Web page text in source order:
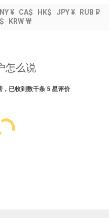
¥ CA$ HK$ JPY ¥
RUB ₽
KRW ₩
怎么说
已收到数千条 5 星评价